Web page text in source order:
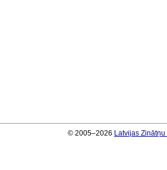
© 2005–2026 Latvijas